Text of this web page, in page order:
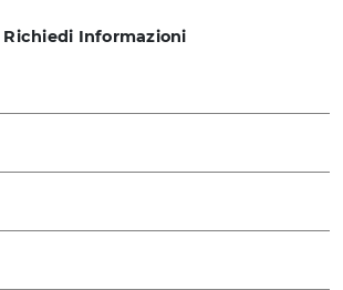
Richiedi Informazioni